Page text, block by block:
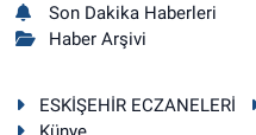
Son Dakika Haberleri
Haber Arşivi
ESKİŞEHİR ECZANELERİ